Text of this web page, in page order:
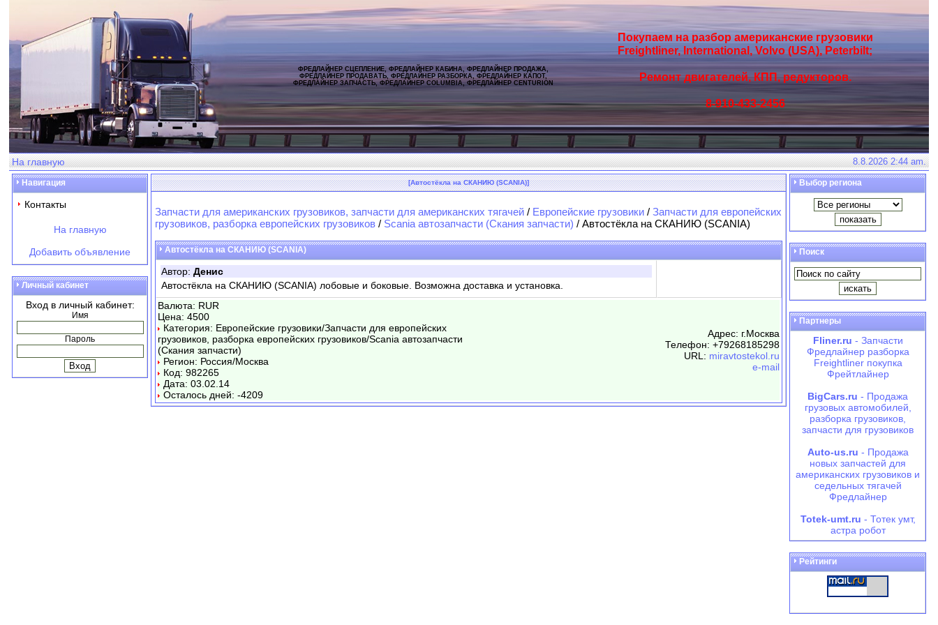
ФРЕДЛАЙНЕР СЦЕПЛЕНИЕ, ФРЕДЛАЙНЕР КАБИНА, ФРЕДЛАЙНЕР ПРОДАЖА,
ФРЕДЛАЙНЕР ПРОДАВАТЬ, ФРЕДЛАЙНЕР РАЗБОРКА, ФРЕДЛАЙНЕР КАПОТ,
ФРЕДЛАЙНЕР ЗАПЧАСТЬ, ФРЕДЛАЙНЕР COLUMBIA, ФРЕДЛАЙНЕР CENTURION
Покупаем на разбор американские грузовики
Freightliner, International, Volvo (USA), Peterbilt;
Ремонт двигателей, КПП, редукторов.
8-910-433-2456
На главную 8.8.2026 2:44 am.
Навигация
Контакты
На главную
Добавить объявление
Личный кабинет
Вход в личный кабинет:
Имя
Пароль
[Автостёкла на СКАНИЮ (SCANIA)]
Запчасти для американских грузовиков, запчасти для американских тягачей / Европейские грузовики / Запчасти для европейских
грузовиков, разборка европейских грузовиков / Scania автозапчасти (Скания запчасти) / Автостёкла на СКАНИЮ (SCANIA)
Автостёкла на СКАНИЮ (SCANIA)
Автор: Денис
Автостёкла на СКАНИЮ (SCANIA) лобовые и боковые. Возможна доставка и установка.
Валюта: RUR
Цена: 4500
Категория: Европейские грузовики/Запчасти для европейских
грузовиков, разборка европейских грузовиков/Scania автозапчасти
(Скания запчасти)
Регион: Россия/Москва
Код: 982265
Дата: 03.02.14
Осталось дней: -4209
Адрес: г.Москва
Телефон: +79268185298
URL: miravtostekol.ru
e-mail
Выбор региона
Поиск
Партнеры
Fliner.ru - Запчасти
Фредлайнер разборка
Freightliner покупка
Фрейтлайнер
BigCars.ru - Продажа
грузовых автомобилей,
разборка грузовиков,
запчасти для грузовиков
Auto-us.ru - Продажа
новых запчастей для
американских грузовиков и
седельных тягачей
Фредлайнер
Totek-umt.ru - Тотек умт,
астра робот
Рейтинги